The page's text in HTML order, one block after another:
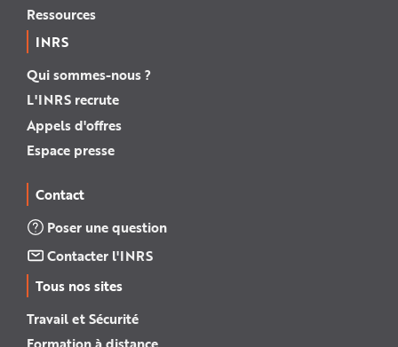
Ressources
INRS
Qui sommes-nous ?
L'INRS recrute
Appels d'offres
Espace presse
Contact
Poser une question
Contacter l'INRS
Tous nos sites
Travail et Sécurité